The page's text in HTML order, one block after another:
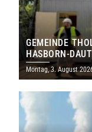
GEMEINDE
HASBORN-
MILLIONEN
Montag, 3. August